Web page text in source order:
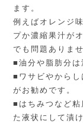
ます。
例えばオレンジ
プか濃縮果汁が
でも問題ありませ
■油分や脂肪分は
■ワサビやからし
がお勧めです。
■はちみつなど粘
た液状にして漬